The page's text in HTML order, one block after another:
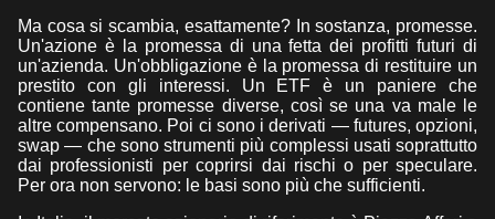
Ma cosa si scambia, esattamente? In sostanza, promesse.
Un'azione è la promessa di una fetta dei profitti futuri di
un'azienda. Un'obbligazione è la promessa di restituire un
prestito con gli interessi. Un ETF è un paniere che
contiene tante promesse diverse, così se una va male le
altre compensano. Poi ci sono i derivati — futures, opzioni,
swap — che sono strumenti più complessi usati soprattutto
dai professionisti per coprirsi dai rischi o per speculare.
Per ora non servono: le basi sono più che sufficienti.